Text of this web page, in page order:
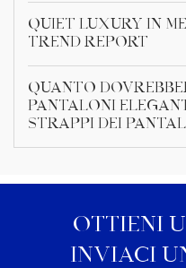
Quiet Luxury in
Trend Report
Quanto
pantaloni
strappi dei
OTTIENI
INVIACI